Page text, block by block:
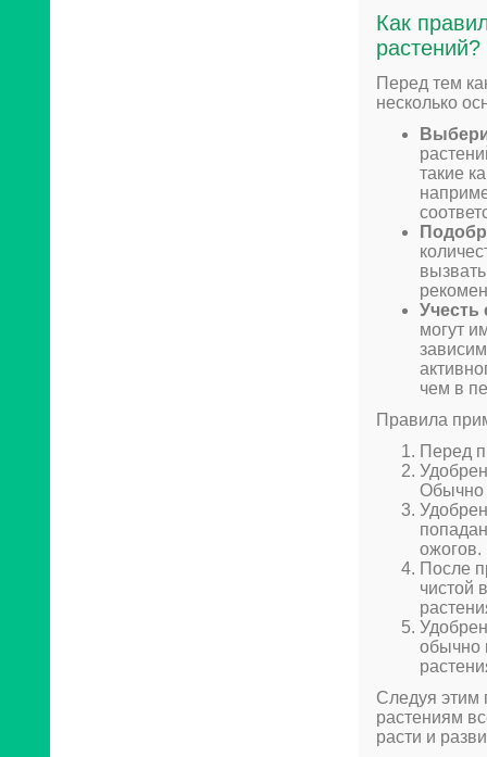
Как
растений?
Перед тем
несколько
такие
Учесть
могут
чем в
Правила
Перед
Обычно
ожогов.
После
чистой
обычно
Следуя этим
растениям
расти и